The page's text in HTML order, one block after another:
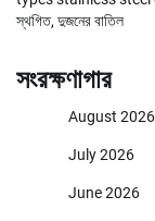
স্থগিত, দুজনের বাতিল
সংরক্ষণাগার
August 2026
July 2026
June 2026